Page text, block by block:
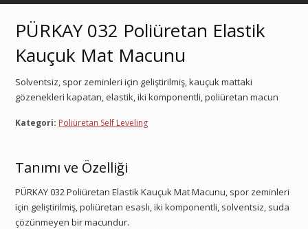
PÜRKAY 032 Poliüretan Elastik
Kauçuk Mat Macunu
Solventsiz, spor zeminleri için geliştirilmiş, kauçuk mattaki
gözenekleri kapatan, elastik, iki komponentli, poliüretan macun
Kategori: Poliüretan Self Leveling
Tanımı ve Özelliği
PÜRKAY 032 Poliüretan Elastik Kauçuk Mat Macunu, spor zeminleri
için geliştirilmiş, poliüretan esaslı, iki komponentli, solventsiz, suda
çözünmeyen bir macundur.